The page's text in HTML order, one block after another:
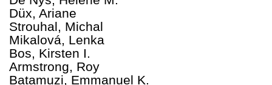
Düx, Ariane
Strouhal, Michal
Mikalová, Lenka
Bos, Kirsten I.
Armstrong, Roy
Batamuzi, Emmanuel K.